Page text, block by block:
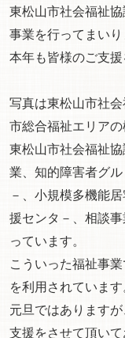
東松山市社会福祉
事業を行ってまいり
本年も皆様のご支援
写真は東松山市社
市総合福祉エリアの
東松山市社会福祉
業、知的障害者グ
－、小規模多機能
援センタ－、相談
っています。
こういった福祉事
を利用されています
元旦ではあります
支援をさせて頂いて